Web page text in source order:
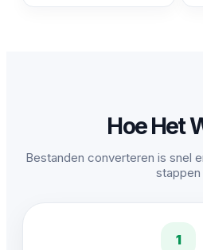
Hoe Het
Bestanden converteren is snel
stappen
1